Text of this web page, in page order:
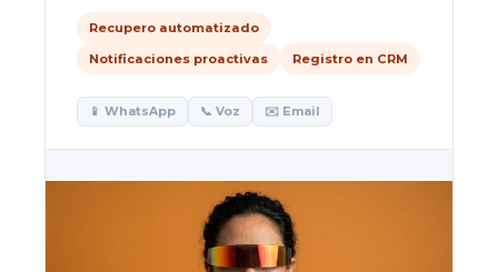
Recupero automatizado
Notificaciones proactivas
Registro en CRM
📱 WhatsApp 📞 Voz ✉️ Email